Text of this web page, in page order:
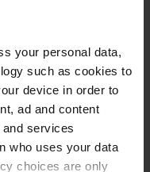
your personal data,
such as cookies to
device in order to
ad and content
services
who uses your data
choices are only